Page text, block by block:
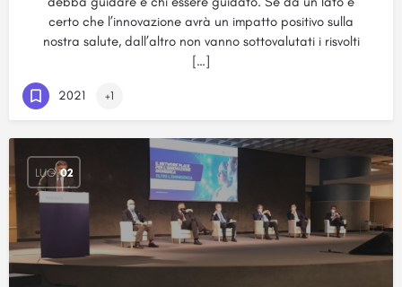
certo che l’innovazione avrà un impatto positivo sulla
nostra salute, dall’altro non vanno sottovalutati i risvolti
[…]
2021 +1
LUG 02